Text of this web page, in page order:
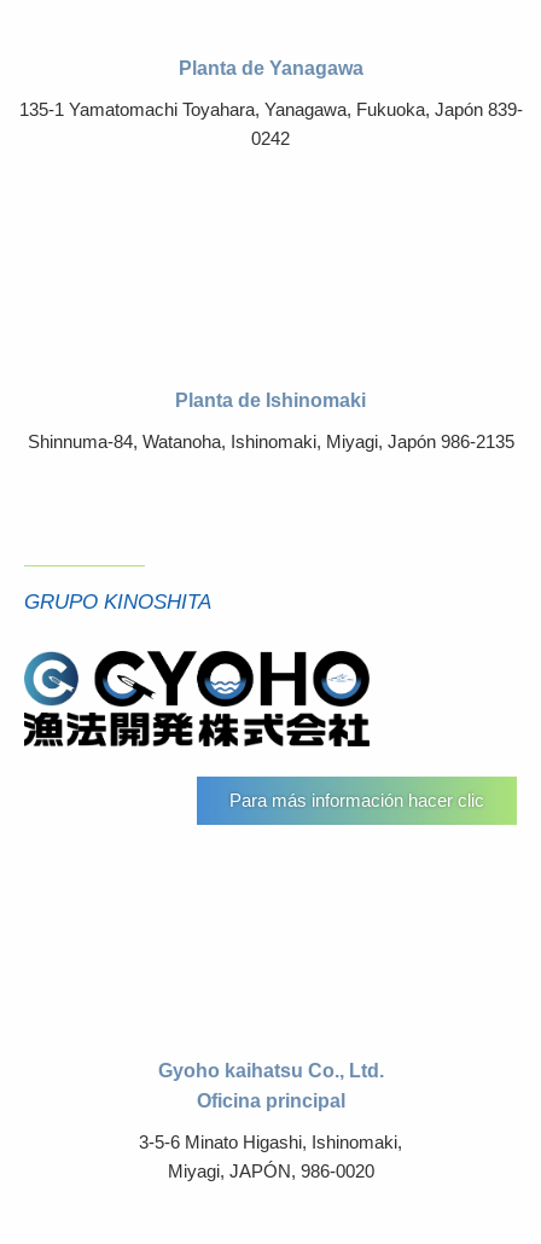
Planta de Yanagawa
135-1 Yamatomachi Toyahara, Yanagawa, Fukuoka, Japón 839-
0242
Planta de Ishinomaki
Shinnuma-84, Watanoha, Ishinomaki, Miyagi, Japón 986-2135
GRUPO KINOSHITA
Para más información hacer clic
Gyoho kaihatsu Co., Ltd.
Oficina principal
3-5-6 Minato Higashi, Ishinomaki,
Miyagi, JAPÓN, 986-0020